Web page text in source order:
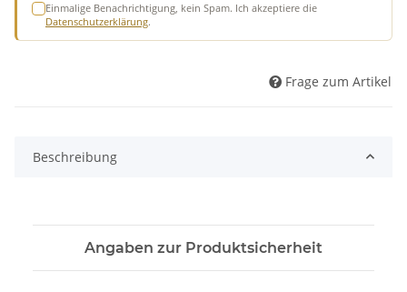
Einmalige Benachrichtigung, kein Spam. Ich akzeptiere die
Datenschutzerklärung.
Frage zum Artikel
Beschreibung
Angaben zur Produktsicherheit